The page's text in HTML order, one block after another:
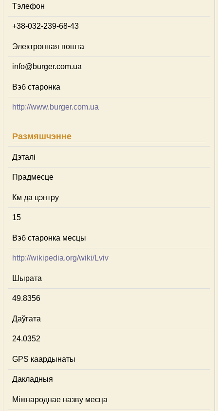
Тэлефон
+38-032-239-68-43
Электронная пошта
info@burger.com.ua
Вэб старонка
http://www.burger.com.ua
Размяшчэнне
Дэталі
Прадмесце
Км да цэнтру
15
Вэб старонка месцы
http://wikipedia.org/wiki/Lviv
Шырата
49.8356
Даўгата
24.0352
GPS каардынаты
Дакладныя
Міжнароднае назву месца